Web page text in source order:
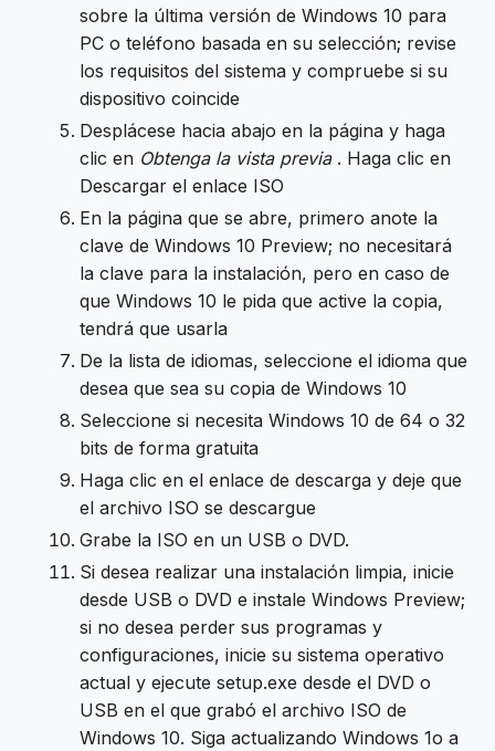
sobre la última versión de Windows 10 para
PC o teléfono basada en su selección; revise
los requisitos del sistema y compruebe si su
dispositivo coincide
Desplácese hacia abajo en la página y haga
clic en Obtenga la vista previa. Haga clic en
Descargar el enlace ISO
En la página que se abre, primero anote la
clave de Windows 10 Preview; no necesitará
la clave para la instalación, pero en caso de
que Windows 10 le pida que active la copia,
tendrá que usarla
De la lista de idiomas, seleccione el idioma que
desea que sea su copia de Windows 10
Seleccione si necesita Windows 10 de 64 o 32
bits de forma gratuita
Haga clic en el enlace de descarga y deje que
el archivo ISO se descargue
Grabe la ISO en un USB o DVD.
Si desea realizar una instalación limpia, inicie
desde USB o DVD e instale Windows Preview;
si no desea perder sus programas y
configuraciones, inicie su sistema operativo
actual y ejecute setup.exe desde el DVD o
USB en el que grabó el archivo ISO de
Windows 10. Siga actualizando Windows 1o a